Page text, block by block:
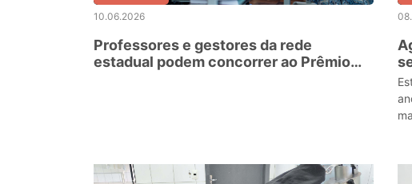
10.06.2026
Professores e gestores da rede
estadual podem concorrer ao Prêmio